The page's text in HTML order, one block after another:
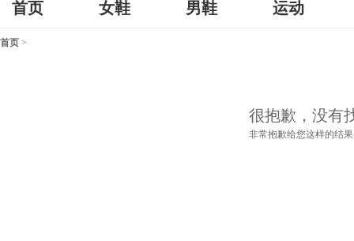
首页 女鞋 男鞋 运动
首页 >
很抱歉，没有
非常抱歉给您这样的结